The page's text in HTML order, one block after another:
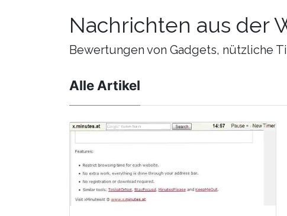
Nachrichten aus der
Bewertungen von Gadgets, nützliche
Alle Artikel